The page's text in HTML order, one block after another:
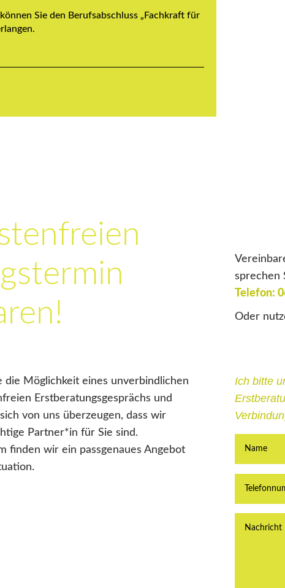
Sie den Berufsabschluss „Fachkraft für
sprechen
Telefon:
Oder
die Möglichkeit eines unverbindlichen
Erstberatungsgesprächs und
sich von uns überzeugen, dass wir
Partner*in für Sie sind.
finden wir ein passgenaues Angebot
Ich bitte